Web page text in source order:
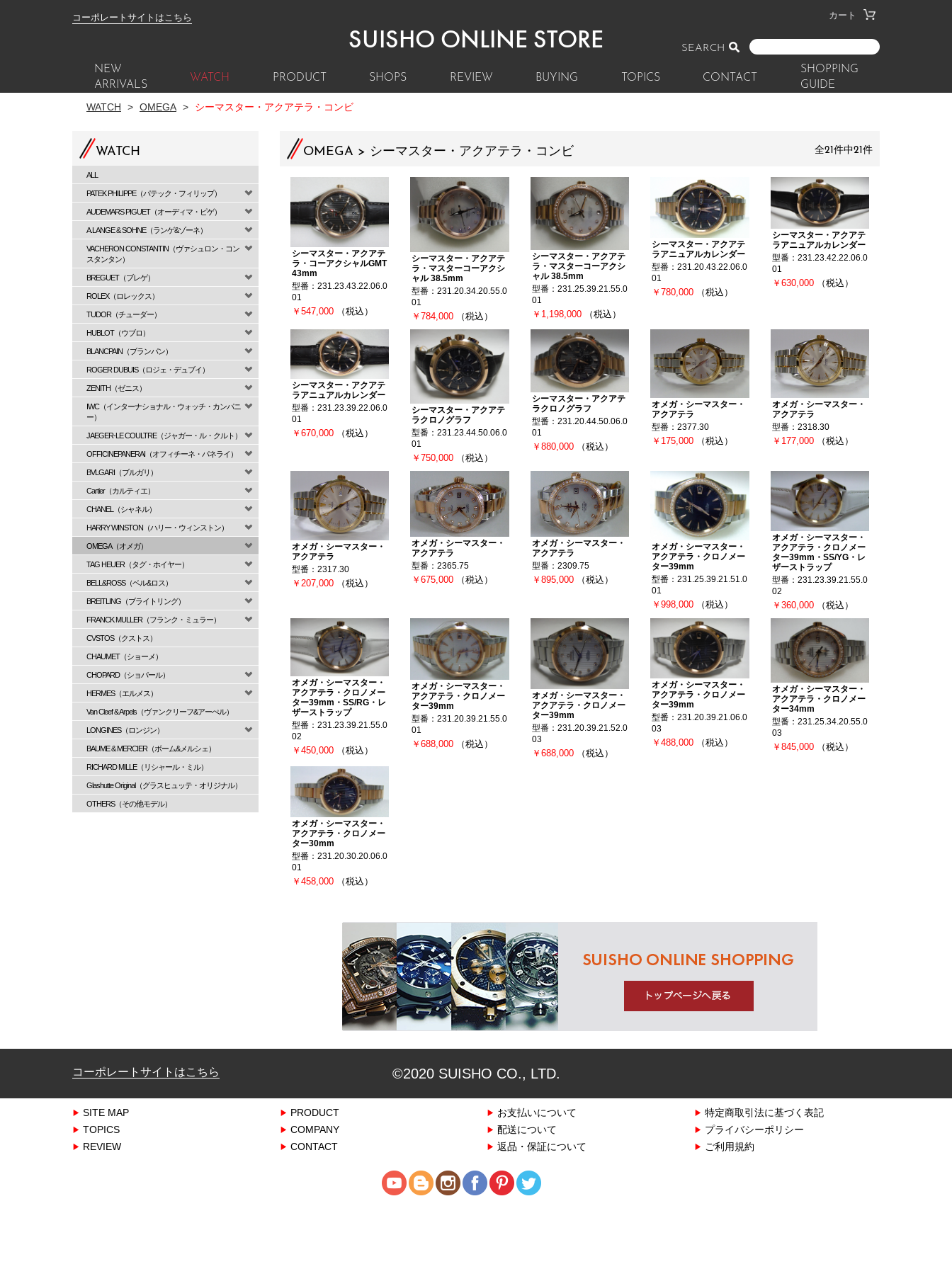
コーポレートサイトはこちら
SUISHO ONLINE STORE
カート
SEARCH
NEW
ARRIVALS
WATCH PRODUCT SHOPS REVIEW BUYING TOPICS CONTACT
SHOPPING
GUIDE
WATCH > OMEGA > シーマスター・アクアテラ・コンビ
WATCH
ALL
PATEK PHILIPPE（パテック・フィリップ）
AUDEMARS PIGUET（オーディマ・ピゲ）
A.LANGE & SOHNE（ランゲ&ゾーネ）
VACHERON CONSTANTIN（ヴァシュロン・コン
スタンタン）
BREGUET（ブレゲ）
ROLEX（ロレックス）
TUDOR（チューダー）
HUBLOT（ウブロ）
BLANCPAIN（ブランパン）
ROGER DUBUIS（ロジェ・デュブイ）
ZENITH（ゼニス）
IWC（インターナショナル・ウォッチ・カンパニ
ー）
JAEGER-LE COULTRE（ジャガー・ル・クルト）
OFFICINEPANERAI（オフィチーネ・パネライ）
BVLGARI（ブルガリ）
Cartier（カルティエ）
CHANEL（シャネル）
HARRY WINSTON（ハリー・ウィンストン）
OMEGA（オメガ）
TAG HEUER（タグ・ホイヤー）
BELL&ROSS（ベル&ロス）
BREITLING（ブライトリング）
FRANCK MULLER（フランク・ミュラー）
CVSTOS（クストス）
CHAUMET（ショーメ）
CHOPARD（ショパール）
HERMES（エルメス）
Van Cleef & Arpels（ヴァンクリーフ&アーぺル）
LONGINES（ロンジン）
BAUME & MERCIER（ボーム&メルシェ）
RICHARD MILLE（リシャール・ミル）
Glashutte Original（グラスヒュッテ・オリジナル）
OTHERS（その他モデル）
OMEGA > シーマスター・アクアテラ・コンビ 全21件中21件
シーマスター・アクアテ
ラ・コーアクシャルGMT
43mm
型番：231.23.43.22.06.0
01
￥547,000 （税込）
シーマスター・アクアテ
ラ・マスターコーアクシ
ャル 38.5mm
型番：231.20.34.20.55.0
01
￥784,000 （税込）
シーマスター・アクアテ
ラ・マスターコーアクシ
ャル 38.5mm
型番：231.25.39.21.55.0
01
￥1,198,000 （税込）
シーマスター・アクアテ
ラアニュアルカレンダー
型番：231.20.43.22.06.0
01
￥780,000 （税込）
シーマスター・アクアテ
ラアニュアルカレンダー
型番：231.23.42.22.06.0
01
￥630,000 （税込）
シーマスター・アクアテ
ラアニュアルカレンダー
型番：231.23.39.22.06.0
01
￥670,000 （税込）
シーマスター・アクアテ
ラクロノグラフ
型番：231.23.44.50.06.0
01
￥750,000 （税込）
シーマスター・アクアテ
ラクロノグラフ
型番：231.20.44.50.06.0
01
￥880,000 （税込）
オメガ・シーマスター・
アクアテラ
型番：2377.30
￥175,000 （税込）
オメガ・シーマスター・
アクアテラ
型番：2318.30
￥177,000 （税込）
オメガ・シーマスター・
アクアテラ
型番：2317.30
￥207,000 （税込）
オメガ・シーマスター・
アクアテラ
型番：2365.75
￥675,000 （税込）
オメガ・シーマスター・
アクアテラ
型番：2309.75
￥895,000 （税込）
オメガ・シーマスター・
アクアテラ・クロノメー
ター39mm
型番：231.25.39.21.51.0
01
￥998,000 （税込）
オメガ・シーマスター・
アクアテラ・クロノメー
ター39mm・SS/YG・レ
ザーストラップ
型番：231.23.39.21.55.0
02
￥360,000 （税込）
オメガ・シーマスター・
アクアテラ・クロノメー
ター39mm・SS/RG・レ
ザーストラップ
型番：231.23.39.21.55.0
02
￥450,000 （税込）
オメガ・シーマスター・
アクアテラ・クロノメー
ター39mm
型番：231.20.39.21.55.0
01
￥688,000 （税込）
オメガ・シーマスター・
アクアテラ・クロノメー
ター39mm
型番：231.20.39.21.52.0
03
￥688,000 （税込）
オメガ・シーマスター・
アクアテラ・クロノメー
ター39mm
型番：231.20.39.21.06.0
03
￥488,000 （税込）
オメガ・シーマスター・
アクアテラ・クロノメー
ター34mm
型番：231.25.34.20.55.0
03
￥845,000 （税込）
オメガ・シーマスター・
アクアテラ・クロノメー
ター30mm
型番：231.20.30.20.06.0
01
￥458,000 （税込）
コーポレートサイトはこちら ©2020 SUISHO CO., LTD.
SITE MAP
TOPICS
REVIEW
PRODUCT
COMPANY
CONTACT
お支払いについて
配送について
返品・保証について
特定商取引法に基づく表記
プライバシーポリシー
ご利用規約